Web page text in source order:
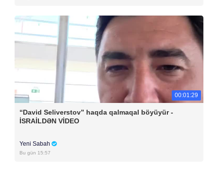
00:01:29
“David Seliverstov” haqda qalmaqal böyüyür -
İSRAİLDƏN VİDEO
Yeni Sabah
Bu gün 15:57